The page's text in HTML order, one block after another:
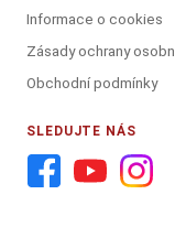
Informace o cookies
Zásady ochrany
Obchodní podmínky
SLEDUJTE NÁS